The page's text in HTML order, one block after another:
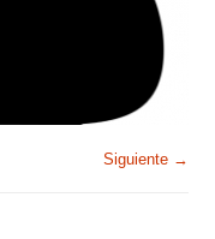
Siguiente →